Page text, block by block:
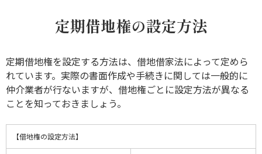
定期借地権の設定方法
定期借地権を設定する方法は、借地借家法によって定めら
れています。実際の書面作成や手続きに関しては一般的に
仲介業者が行ないますが、借地権ごとに設定方法が異なる
ことを知っておきましょう。
【借地権の設定方法】